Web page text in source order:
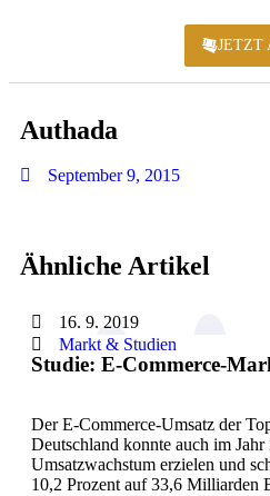
JETZT
Authada
September 9, 2015
Ähnliche Artikel
16. 9. 2019
Markt & Studien
Studie: E-Commerce-
Der E-Commerce-Umsatz der
Deutschland konnte auch im
Umsatzwachstum erzielen und
10,2 Prozent auf 33,6 Milliarden